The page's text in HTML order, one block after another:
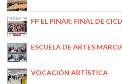
FP EL PINAR: FINAL DE
ESCUELA DE ARTES
VOCACIÓN ARTÍSTICA